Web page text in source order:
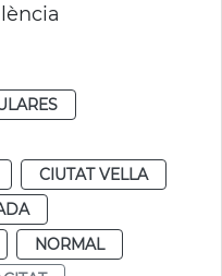
CIUTAT VELLA
NORMAL